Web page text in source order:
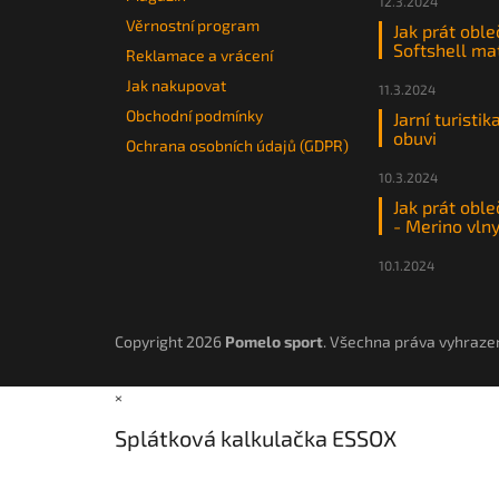
Věrnostní program
Reklamace a vrácení
Jak nakupovat
Obchodní podmínky
Ochrana osobních údajů (GDPR)
Jak prát
Softshell
11.3.2024
Jarní
obuvi
10.3.2024
Jak prát
- Merino vlny
10.1.2024
Copyright 2026 Pomelo sport. Všechna práva
×
Splátková kalkulačka ESSOX